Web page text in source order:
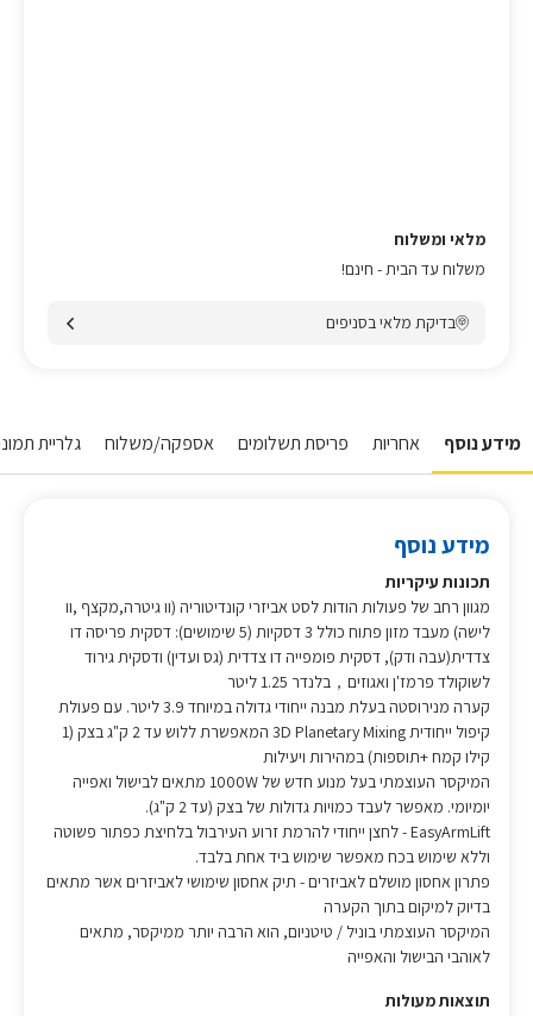
מלאי ומשלוח
משלוח עד הבית - חינם!
בדיקת מלאי בסניפים
מידע נוסף אחריות פריסת תשלומים אספקה/משלוח גלריית
מידע נוסף
תכונות עיקריות
מגוון רחב של פעולות הודות לסט אביזרי קונדיטוריה (וו גיטרה,מקצף ,וו
לישה) מעבד מזון פתוח כולל 3 דסקיות (5 שימושים): דסקית פריסה דו
צדדית(עבה ודק), דסקית פומפייה דו צדדית (גס ועדין) ודסקית גירוד
לשוקולד פרמז'ן ואגוזים，בלנדר 1.25 ליטר
קערה מנירוסטה בעלת מבנה ייחודי גדולה במיוחד 3.9 ליטר. עם פעולת
קיפול ייחודית 3D Planetary Mixing המאפשרת ללוש עד 2 ק"ג בצק (1
קילו קמח +תוספות) במהירות ויעילות
המיקסר העוצמתי בעל מנוע חדש של 1000W מתאים לבישול ואפייה
יומיומי. מאפשר לעבד כמויות גדולות של בצק (עד 2 ק"ג).
EasyArmLift - לחצן ייחודי להרמת זרוע העירבול בלחיצת כפתור פשוטה
וללא שימוש בכח מאפשר שימוש ביד אחת בלבד.
פתרון אחסון מושלם לאביזרים - תיק אחסון שימושי לאביזרים אשר מתאים
בדיוק למיקום בתוך הקערה
המיקסר העוצמתי בוניל / טיטניום, הוא הרבה יותר ממיקסר, מתאים
לאוהבי הבישול והאפייה
תוצאות מעולות